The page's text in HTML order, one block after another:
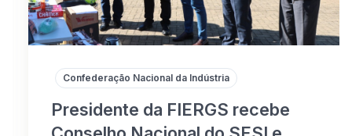
Confederação Nacional da Indústria
Presidente da FIERGS recebe